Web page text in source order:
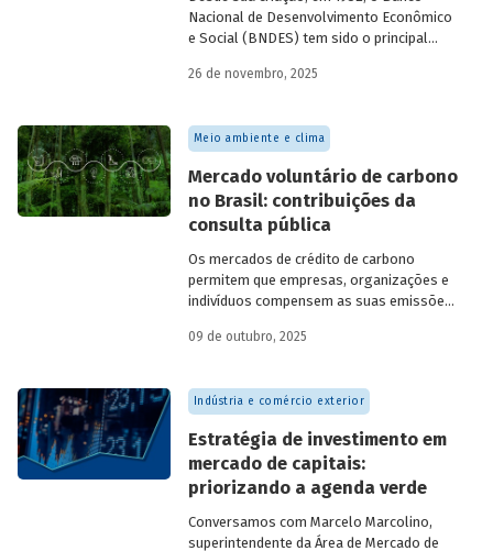
Nacional de Desenvolvimento Econômico
e Social (BNDES) tem sido o principal
brasileiro, ocupando um espaço central
momentos de crise, como as de 2008 e
da Covid-19, e no combate à emergência
climática. Para exercer esse papel, no
entanto, são necessárias sólidas fontes
de recursos.
26 de novembro, 2025
Meio ambiente e clima
Mercado voluntário de carbono
no Brasil: contribuições da
consulta pública
Os mercados de crédito de carbono
permitem que empresas, organizações e
indivíduos compensem as suas emissões
por projetos de redução de emissões
MMA realizaram uma consulta pública
sobre a certificação de carbono no
mercado voluntário do Brasil e reuniram
contribuições da sociedade civil,
especialistas e entidades do setor
visando avaliar os desafios e
os resultados.
09 de outubro, 2025
Indústria e comércio exterior
Estratégia de investimento em
mercado de capitais:
priorizando a agenda verde
Conversamos com Marcelo Marcolino,
superintendente da Área de Mercado de